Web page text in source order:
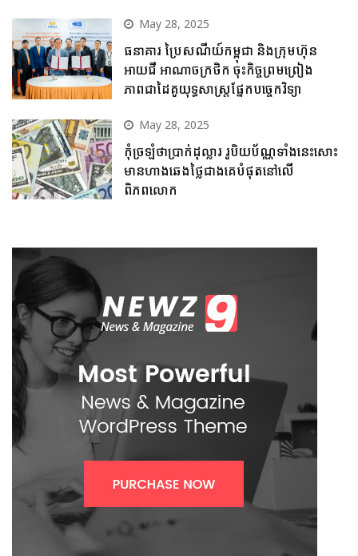
May 28, 2025
ធនាគារ ប្រៃសណីយ៍កម្ពុជា និងក្រុមហ៊ុន
អាយជី អាណាចក្រថិក ចុះកិច្ចព្រមព្រៀង
ភាពជាដៃគូយុទ្ធសាស្ត្រផ្នែកបច្ចេកវិទ្យា
May 28, 2025
កុំច្រឡំថាប្រាក់ដុល្លារ រូបិយប័ណ្ណទាំងនេះសោះ
មានហាងឆេងថ្លៃជាងគេបំផុតនៅលើ
ពិភពលោក